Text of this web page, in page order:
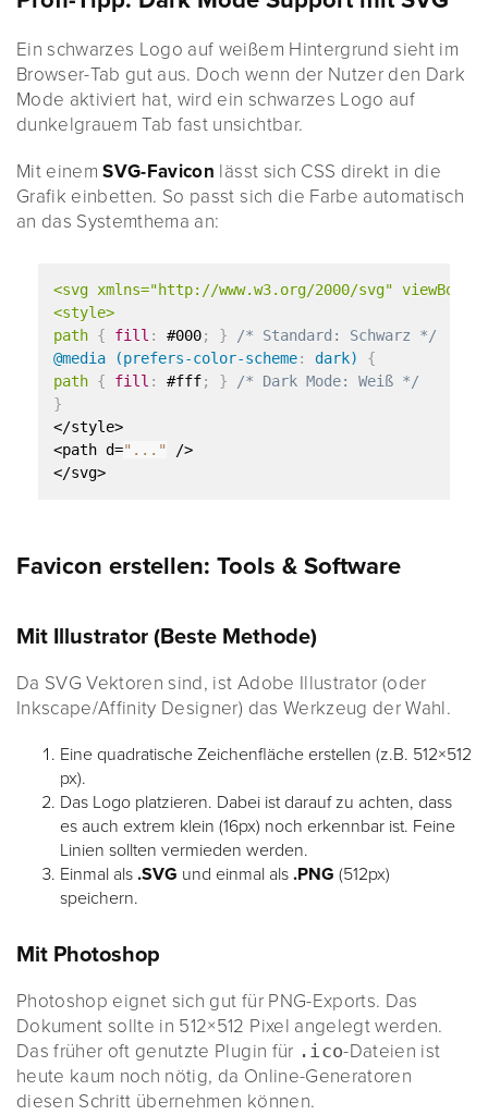
Ein schwarzes Logo auf weißem Hintergrund sieht im
Browser-Tab gut aus. Doch wenn der Nutzer den Dark
Mode aktiviert hat, wird ein schwarzes Logo auf
dunkelgrauem Tab fast unsichtbar.
Mit einemSVG-Favicon lässt sich CSS direkt in die
Grafik einbetten. So passt sich die Farbe automatisch
an das Systemthema an:
<svg xmlns="http://www.w3.org/2000/svg"
<style>
path { fill : #000; }
/* Standard: Schwarz */
@media (prefers-color-scheme: dark)
{
path { fill : #fff; }
/* Dark Mode: Weiß */
}
</style>
<path d="..."
/>
</svg>
Favicon erstellen: Tools & Software
Mit Illustrator (Beste Methode)
Da SVG Vektoren sind, ist Adobe Illustrator (oder
Inkscape/Affinity Designer) das Werkzeug der Wahl.
Eine quadratische Zeichenfläche erstellen (z.B. 512×512
px).
Das Logo platzieren. Dabei ist darauf zu achten, dass
es auch extrem klein (16px) noch erkennbar ist. Feine
Linien sollten vermieden werden.
Einmal als .SVG und einmal als .PNG (512px)
speichern.
Mit Photoshop
Photoshop eignet sich gut für PNG-Exports. Das
Dokument sollte in 512×512 Pixel angelegt werden.
Das früher oft genutzte Plugin für .ico-Dateien ist
heute kaum noch nötig, da Online-Generatoren
diesen Schritt übernehmen können.